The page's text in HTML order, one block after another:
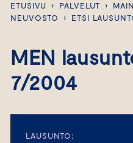
ETUSIVU › PALVELUT ›
NEUVOSTO
› ETSI
MEN
7/2004
LAUSUNTO: